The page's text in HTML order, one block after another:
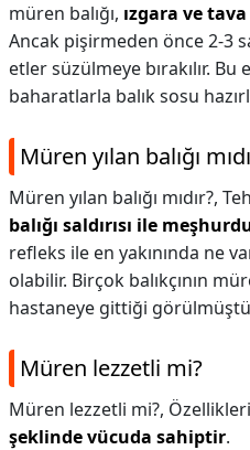
müren balığı, ızgara ve
Ancak pişirmeden önce 2-3
etler süzülmeye bırakılır.
baharatlarla balık sosu
Müren yılan balığı
Müren yılan balığı mıdır?,
balığı saldırısı ile
refleks ile en yakınında ne
olabilir. Birçok balıkçının
hastaneye gittiği
Müren lezzetli mi?
Müren lezzetli mi?,
şeklinde vücuda sahiptir.